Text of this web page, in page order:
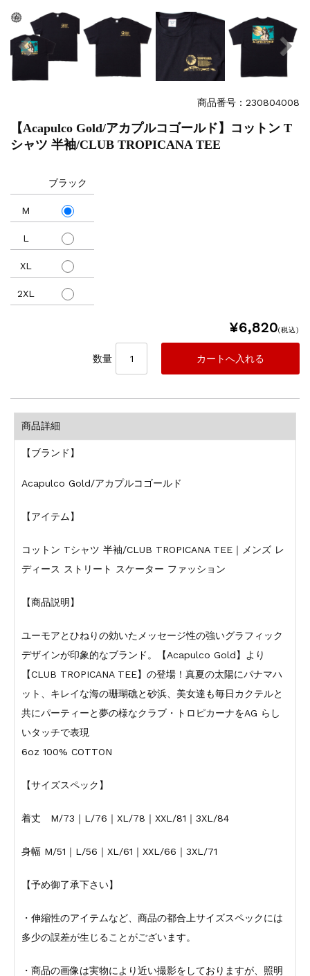
商品番号：230804008
【Acapulco Gold/アカプルコゴールド】コットン T
シャツ 半袖/CLUB TROPICANA TEE
M
L
XL
2XL
ブラック
¥6,820(税込)
数量
商品詳細
【ブランド】
Acapulco Gold/アカプルコゴールド
【アイテム】
コットン Tシャツ 半袖/CLUB TROPICANA TEE｜メンズ レ
ディース ストリート スケーター ファッション
【商品説明】
ユーモアとひねりの効いたメッセージ性の強いグラフィック
デザインが印象的なブランド。【Acapulco Gold】より
【CLUB TROPICANA TEE】の登場！真夏の太陽にパナマハ
ット、キレイな海の珊瑚礁と砂浜、美女達も毎日カクテルと
共にパーティーと夢の様なクラブ・トロピカーナをAG らし
いタッチで表現
6oz 100% COTTON
【サイズスペック】
着丈 M/73｜L/76｜XL/78｜XXL/81｜3XL/84
身幅 M/51｜L/56｜XL/61｜XXL/66｜3XL/71
【予め御了承下さい】
・伸縮性のアイテムなど、商品の都合上サイズスペックには
多少の誤差が生じることがございます。
・商品の画像は実物により近い撮影をしておりますが、照明